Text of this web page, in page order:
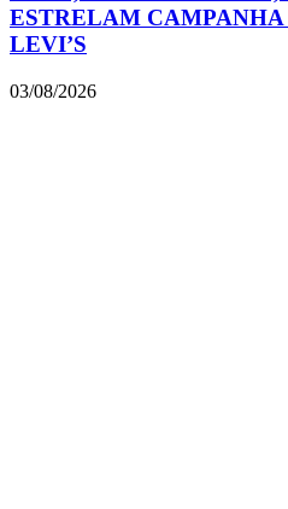
ESTRELAM
LEVI’S
03/08/2026